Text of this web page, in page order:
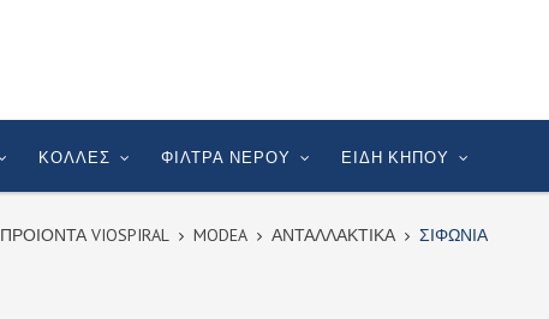
ΚΟΛΛΕΣ ΦΙΛΤΡΑ ΝΕΡΟΥ ΕΙΔΗ ΚΗΠΟΥ
ΠΡΟΙΟΝΤΑ VIOSPIRAL MODEA ΑΝΤΑΛΛΑΚΤΙΚΑ ΣΙΦΩΝΙΑ